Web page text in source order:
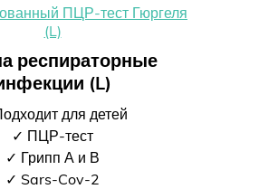
респираторные
(L)
для детей
✓ ПЦР-тест
✓ Грипп А и В
✓ Sars-Cov-2